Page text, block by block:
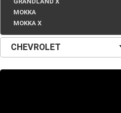
MOKKA
MOKKA X
CHEVROLET